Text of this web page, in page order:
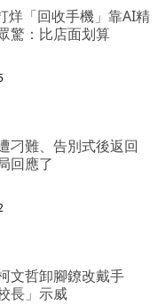
烊「回收手機」靠AI精
：比店面划算
刁難、告別式後返回
回應了
文哲卸腳鐐改戴手
長」示威